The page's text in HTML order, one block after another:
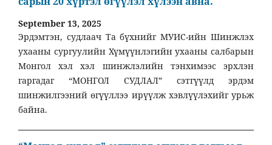
September 13, 2025
Эрдэмтэн, судлаач Та бүхнийг МУИС-ийн Шинжлэх
ухааны сургуулийн Хүмүүнлэгийн ухааны салбарын
Монгол хэл хэл шинжлэлийн тэнхимээс эрхлэн
гаргадаг “МОНГОЛ СУДЛАЛ” сэтгүүлд эрдэм
шинжилгээний өгүүллээ ирүүлж хэвлүүлэхийг урьж
байна.